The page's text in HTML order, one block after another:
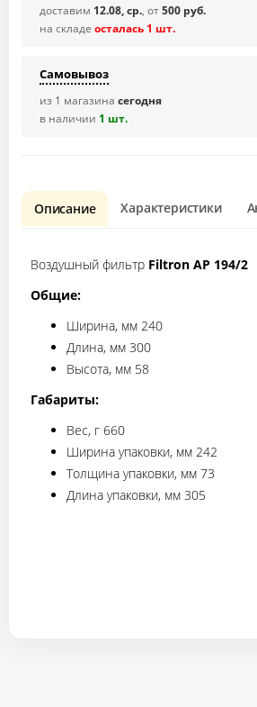
доставим 12.08, ср., от500 руб.
на складе осталась 1 шт.
Самовывоз
из 1 магазина сегодня
в наличии 1 шт.
Описание Характеристики
Воздушный фильтр Filtron AP 194/2
Общие:
Ширина, мм 240
Длина, мм 300
Высота, мм 58
Габариты:
Вес, г 660
Ширина упаковки, мм 242
Толщина упаковки, мм 73
Длина упаковки, мм 305